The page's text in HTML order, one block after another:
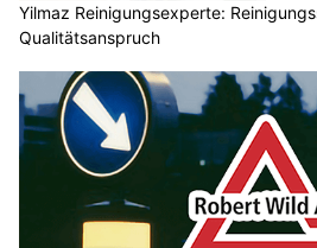
Yilmaz Reinigungsexperte:
Qualitätsanspruch